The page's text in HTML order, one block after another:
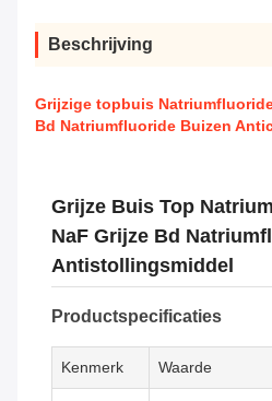
Beschrijving
Grijzige topbuis
Bd Natriumfluoride Buizen
Grijze Buis Top
NaF Grijze Bd
Antistollingsmiddel
Productspecificaties
Kenmerk Waarde